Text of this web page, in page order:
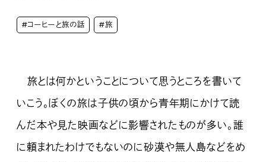
#コーヒーと旅の話 #旅
旅とは何かということについて思うところを書いて
いこう。ぼくの旅は子供の頃から青年期にかけて読
んだ本や見た映画などに影響されたものが多い。誰
に頼まれたわけでもないのに砂漠や無人島などをめ